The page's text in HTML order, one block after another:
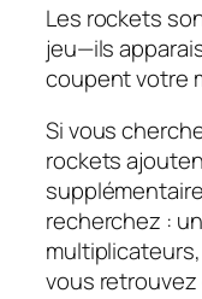
Les rockets
jeu—ils
coupent votre
Si vous
rockets
recherchez :
multiplicateurs,
vous retrouvez